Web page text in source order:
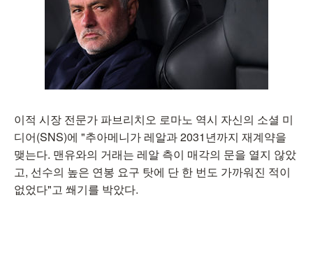
이적 시장 전문가 파브리치오 로마노 역시 자신의 소셜 미
디어(SNS)에 "추아메니가 레알과 2031년까지 재계약을
맺는다. 맨유와의 거래는 레알 측이 매각의 문을 열지 않았
고, 선수의 높은 연봉 요구 탓에 단 한 번도 가까워진 적이
없었다"고 쐐기를 박았다.